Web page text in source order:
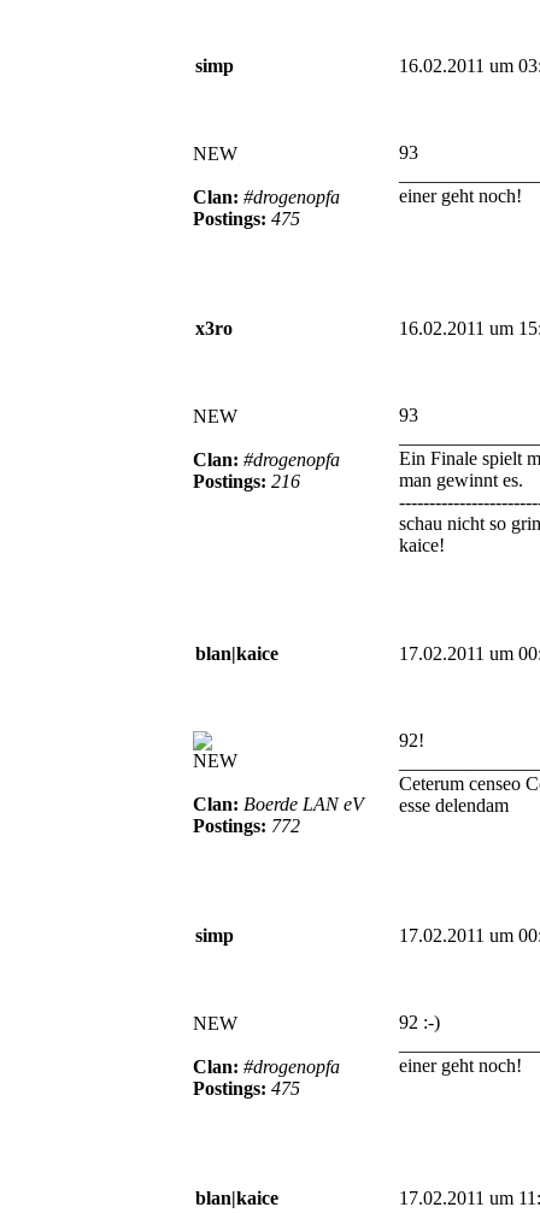
simp 16.02.2011 um
NEW
Clan: #drogenopfa
Postings: 475
93
einer geht noch!
x3ro 16.02.2011 um
NEW
Clan: #drogenopfa
Postings: 216
93
Ein Finale spielt
man gewinnt es.
schau nicht so
kaice!
blan|kaice 17.02.2011 um
NEW
Clan: Boerde LAN eV
Postings: 772
92!
Ceterum censeo
esse delendam
simp 17.02.2011 um
NEW
Clan: #drogenopfa
Postings: 475
92 :-)
einer geht noch!
blan|kaice 17.02.2011 um